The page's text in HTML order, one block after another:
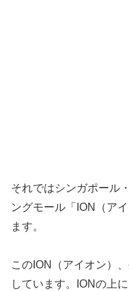
それではシンガポール
ングモール「ION（ア
ます。
このION（アイオン）
しています。IONの上